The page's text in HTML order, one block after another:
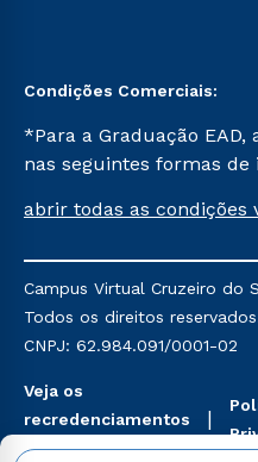
Condições Comerciais:
*Para a Graduação
nas seguintes formas de
Já para as demais, a
mencionadas são
Religioso, Geografia para
do Ensino de História:
abrir todas as condições
Campus Virtual Cruzeiro do
Todos os direitos
CNPJ: 62.984.091/0001-02
Veja os
recredenciamentos
aqui